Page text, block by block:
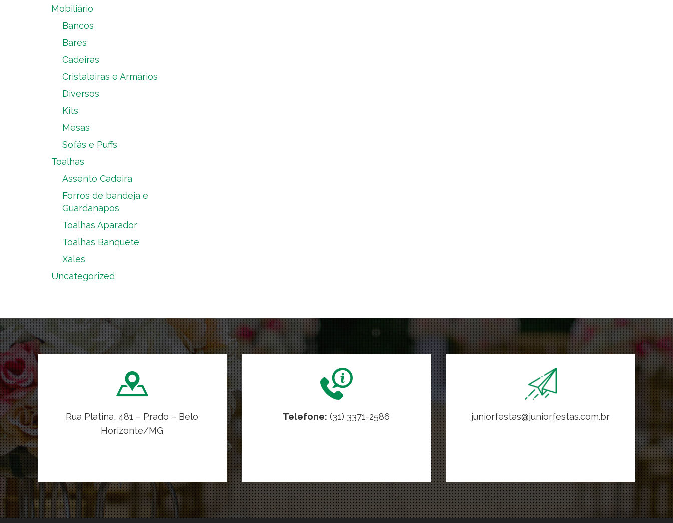
Mobiliário
Bancos
Bares
Cadeiras
Cristaleiras e Armários
Diversos
Kits
Mesas
Sofás e Puffs
Toalhas
Assento Cadeira
Forros de bandeja e
Guardanapos
Toalhas Aparador
Toalhas Banquete
Xales
Uncategorized
Rua Platina, 481 – Prado – Belo
Horizonte/MG
Telefone: (31) 3371-2586 juniorfestas@juniorfestas.com.br